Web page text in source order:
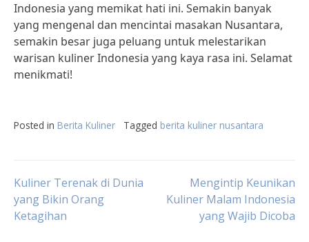
Indonesia yang memikat hati ini. Semakin banyak
yang mengenal dan mencintai masakan Nusantara,
semakin besar juga peluang untuk melestarikan
warisan kuliner Indonesia yang kaya rasa ini. Selamat
menikmati!
Posted in Berita Kuliner Tagged berita kuliner nusantara
Post
navigation
Kuliner Terenak di Dunia
yang Bikin Orang
Ketagihan
Mengintip Keunikan
Kuliner Malam Indonesia
yang Wajib Dicoba